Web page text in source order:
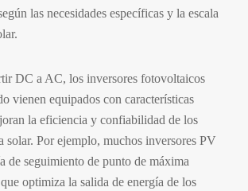
las necesidades específicas y la escala
DC a AC, los inversores fotovoltaicos
vienen equipados con características
la eficiencia y confiabilidad de los
solar. Por ejemplo, muchos inversores PV
de seguimiento de punto de máxima
optimiza la salida de energía de los